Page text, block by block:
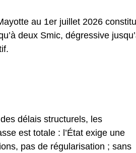
au 1er juillet 2026
deux Smic, dégressive
délais structurels, les
est totale : l’État exige une
pas de régularisation ; sans